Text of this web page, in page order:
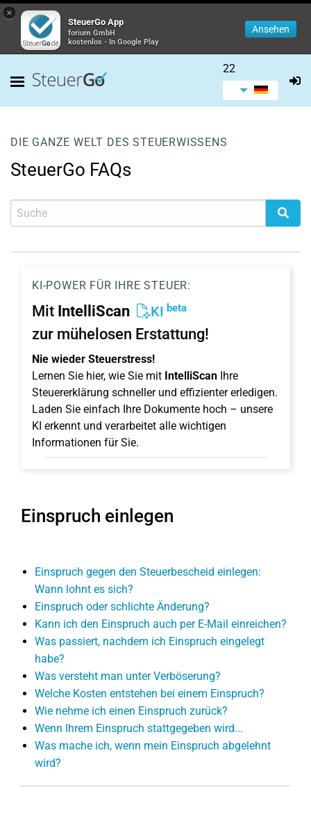
×
SteuerGo App
forium GmbH
kostenlos - In Google Play
Ansehen
22
DIE GANZE WELT DES STEUERWISSENS
SteuerGo FAQs
KI-POWER FÜR IHRE STEUER:
Mit IntelliScan KI beta
zur mühelosen Erstattung!
Nie wieder Steuerstress!
Lernen Sie hier, wie Sie mit IntelliScan Ihre
Steuererklärung schneller und effizienter erledigen.
Laden Sie einfach Ihre Dokumente hoch – unsere
KI erkennt und verarbeitet alle wichtigen
Informationen für Sie.
Einspruch einlegen
Einspruch gegen den Steuerbescheid einlegen:
Wann lohnt es sich?
Einspruch oder schlichte Änderung?
Kann ich den Einspruch auch per E-Mail einreichen?
Was passiert, nachdem ich Einspruch eingelegt
habe?
Was versteht man unter Verböserung?
Welche Kosten entstehen bei einem Einspruch?
Wie nehme ich einen Einspruch zurück?
Wenn Ihrem Einspruch stattgegeben wird...
Was mache ich, wenn mein Einspruch abgelehnt
wird?